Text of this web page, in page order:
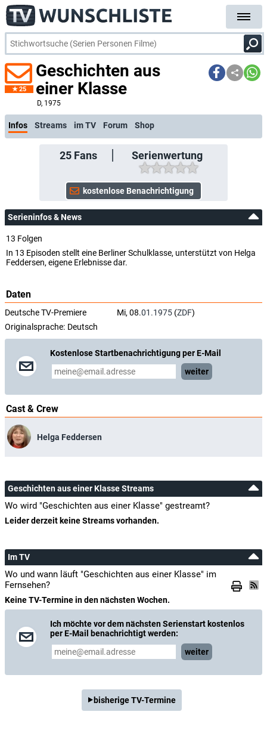
25
Geschichten aus
einer Klasse
D, 1975
Infos Streams im TV Forum Shop
25Fans Serienwertung
Serieninfos & News
13 Folgen
In 13 Episoden stellt eine Berliner Schulklasse, unterstützt von Helga
Feddersen, eigene Erlebnisse dar.
Daten
Deutsche TV-Premiere Mi, 08.01.1975 (ZDF)
Originalsprache: Deutsch
Kostenlose Startbenachrichtigung per E-Mail
weiter
Cast & Crew
Helga Feddersen
Geschichten aus einer Klasse Streams
Wo wird "Geschichten aus einer Klasse" gestreamt?
Leider derzeit keine Streams vorhanden.
Im TV
Wo und wann läuft "Geschichten aus einer Klasse" im
Fernsehen?
Keine TV-Termine in den nächsten Wochen.
Ich möchte vor dem nächsten Serienstart kostenlos
per E-Mail benachrichtigt werden:
weiter
bisherige TV-Termine